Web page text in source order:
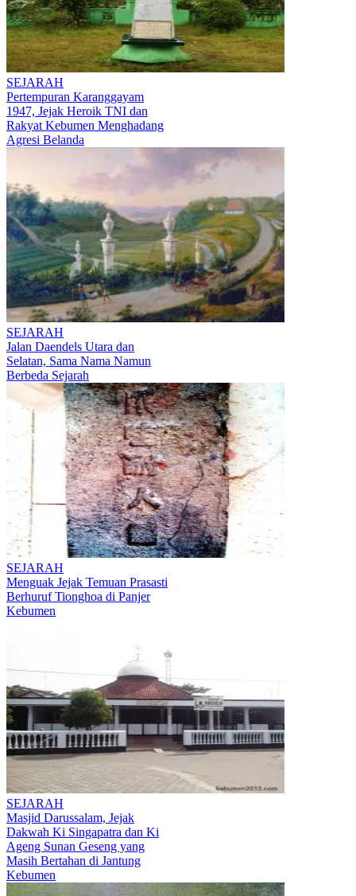
SEJARAH
Pertempuran Karanggayam
1947, Jejak Heroik TNI dan
Rakyat Kebumen Menghadang
Agresi Belanda
SEJARAH
Jalan Daendels Utara dan
Selatan, Sama Nama Namun
Berbeda Sejarah
SEJARAH
Menguak Jejak Temuan Prasasti
Berhuruf Tionghoa di Panjer
Kebumen
SEJARAH
Masjid Darussalam, Jejak
Dakwah Ki Singapatra dan Ki
Ageng Sunan Geseng yang
Masih Bertahan di Jantung
Kebumen